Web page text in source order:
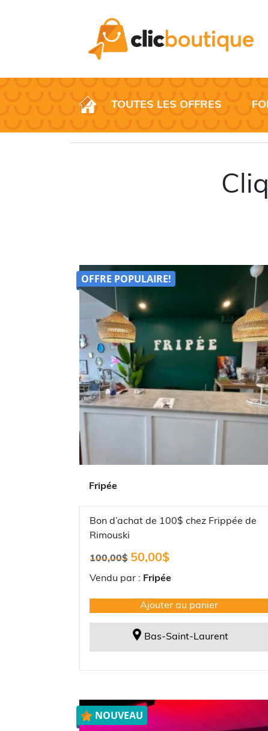
TOUTES LES OFFRES
OFFRE POPULAIRE!
Fripée
Bon d’achat de 100$ chez Frippée de
Rimouski
100,00$
Le
initial
100,00$.
50,00$
actuel
50,00$.
Vendu par : Fripée
Ajouter au panier
Bas-Saint-Laurent
NOUVEAU